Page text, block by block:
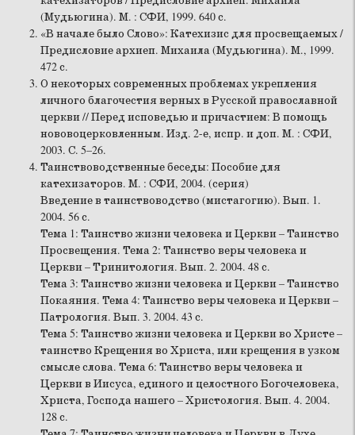
(Мудьюгина). М. : СФИ, 1999. 640 с.
«В начале было Слово»: Катехизис для просвещаемых /
Предисловие архиеп. Михаила (Мудьюгина). М., 1999.
472 с.
О некоторых современных проблемах укрепления
личного благочестия верных в Русской православной
церкви // Перед исповедью и причастием: В помощь
нововоцерковленным. Изд. 2-е, испр. и доп. М. : СФИ,
2003. С. 5–26.
Таинствоводственные беседы: Пособие для
катехизаторов. М. : СФИ, 2004. (серия)
Введение в таинствоводство (мистагогию). Вып. 1.
2004. 56 с.
Тема 1: Таинство жизни человека и Церкви – Таинство
Просвещения. Тема 2: Таинство веры человека и
Церкви – Тринитология. Вып. 2. 2004. 48 с.
Тема 3: Таинство жизни человека и Церкви – Таинство
Покаяния. Тема 4: Таинство веры человека и Церкви –
Патрология. Вып. 3. 2004. 43 с.
Тема 5: Таинство жизни человека и Церкви во Христе –
таинство Крещения во Христа, или крещения в узком
смысле слова. Тема 6: Таинство веры человека и
Церкви в Иисуса, единого и целостного Богочеловека,
Христа, Господа нашего – Христология. Вып. 4. 2004.
128 с.